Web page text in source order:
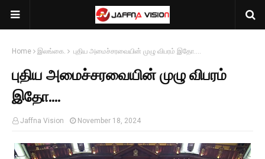
Home இலங்கை. புதிய அமைச்சரவையின் முழு விபரம் இதோ....
புதிய அமைச்சரவையின் முழு விபரம்
இதோ....
Jaffna Vision November 18, 2024